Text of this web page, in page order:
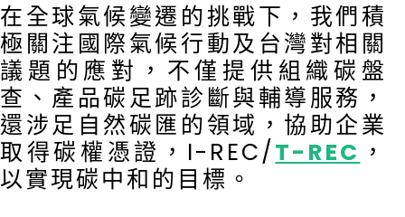
在全球氣候變遷的挑戰下，我們積
極關注國際氣候行動及台灣對相關
議題的應對，不僅提供組織碳盤
查、產品碳足跡診斷與輔導服務，
還涉足自然碳匯的領域，協助企業
取得碳權憑證，I-REC/T-REC ，
以實現碳中和的目標。